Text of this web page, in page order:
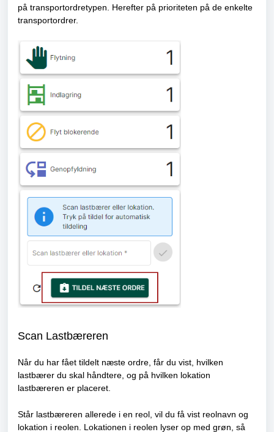
på transportordretypen. Herefter på prioriteten på de enkelte
transportordrer.
Scan Lastbæreren
Når du har fået tildelt næste ordre, får du vist, hvilken
lastbærer du skal håndtere, og på hvilken lokation
lastbæreren er placeret.
Står lastbæreren allerede i en reol, vil du få vist reolnavn og
lokation i reolen. Lokationen i reolen lyser op med grøn, så